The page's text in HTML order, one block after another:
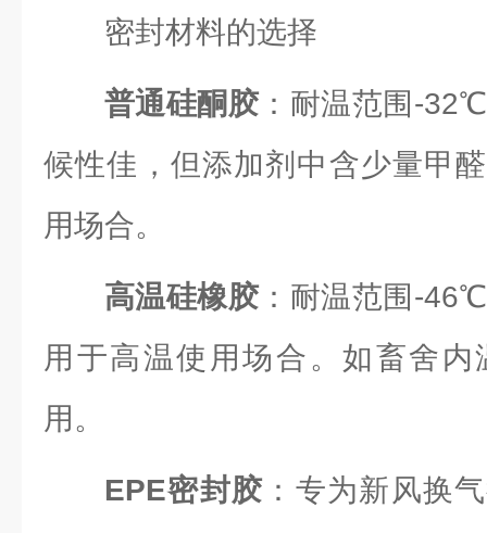
密封材料的选择
普通硅酮胶：耐温范围-
候性佳，但添加剂中含少量甲
用场合。
高温硅橡胶：耐温范围-
用于高温使用场合。如畜舍
用。
EPE密封胶 ：专为新风换